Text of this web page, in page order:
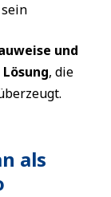
und
, die
als